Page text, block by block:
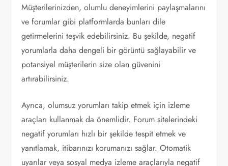
Müşterilerinizden, olumlu deneyimlerini paylaşmalarını
ve forumlar gibi platformlarda bunları dile
getirmelerini teşvik edebilirsiniz. Bu şekilde, negatif
yorumlarla daha dengeli bir görüntü sağlayabilir ve
potansiyel müşterilerin size olan güvenini
artırabilirsiniz.
Ayrıca, olumsuz yorumları takip etmek için izleme
araçları kullanmak da önemlidir. Forum sitelerindeki
negatif yorumları hızlı bir şekilde tespit etmek ve
yanıtlamak, itibarınızı korumanızı sağlar. Otomatik
uyarılar veya sosyal medya izleme araçlarıyla negatif